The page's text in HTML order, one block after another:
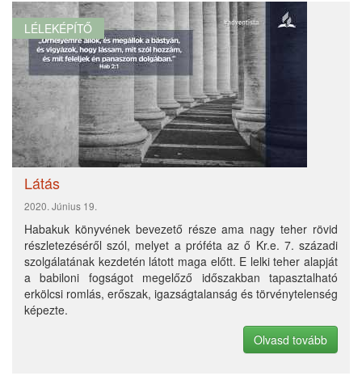
Látás
2020. Június 19.
Habakuk könyvének bevezető része ama nagy teher rövid
részletezéséről szól, melyet a próféta az ő Kr.e. 7. századi
szolgálatának kezdetén látott maga előtt. E lelki teher alapját
a babiloni fogságot megelőző időszakban tapasztalható
erkölcsi romlás, erőszak, igazságtalanság és törvénytelenség
képezte.
Olvasd tovább